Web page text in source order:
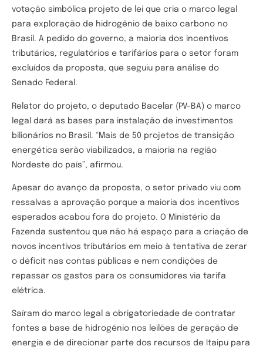
votação simbólica projeto de lei que cria o marco legal
para exploração de hidrogênio de baixo carbono no
Brasil. A pedido do governo, a maioria dos incentivos
tributários, regulatórios e tarifários para o setor foram
excluídos da proposta, que seguiu para análise do
Senado Federal.
Relator do projeto, o deputado Bacelar (PV-BA) o marco
legal dará as bases para instalação de investimentos
bilionários no Brasil. “Mais de 50 projetos de transição
energética serão viabilizados, a maioria na região
Nordeste do país”, afirmou.
Apesar do avanço da proposta, o setor privado viu com
ressalvas a aprovação porque a maioria dos incentivos
esperados acabou fora do projeto. O Ministério da
Fazenda sustentou que não há espaço para a criação de
novos incentivos tributários em meio à tentativa de zerar
o déficit nas contas públicas e nem condições de
repassar os gastos para os consumidores via tarifa
elétrica.
Saíram do marco legal a obrigatoriedade de contratar
fontes a base de hidrogênio nos leilões de geração de
energia e de direcionar parte dos recursos de Itaipu para